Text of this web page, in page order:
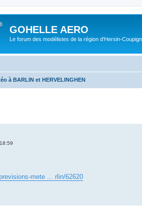
GOHELLE AERO
Le forum des modélistes de la région d'Hersin-
à BARLIN et HERVELINGHEN
mete ... rlin/62620